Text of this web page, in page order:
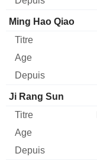
Ming Hao Qiao
Ji Rang Sun